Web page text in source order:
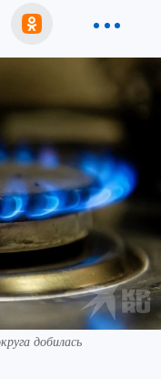
добилась